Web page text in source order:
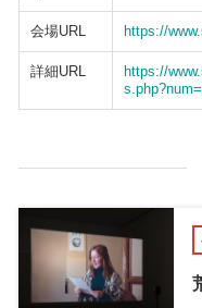
会場URL https://
詳細URL
https://